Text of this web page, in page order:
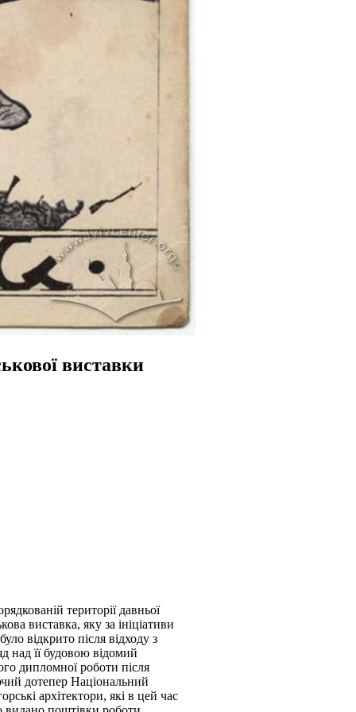
виставки
території давньої
виставка, яку за ініціативи
відкрито після відходу з
над її будовою відомий
дипломної роботи після
дотепер Національний
архітектори, які в цей час